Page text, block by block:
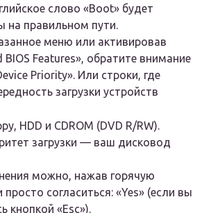
слово «Boot» будет
на правильном пути.
меню или активировав
BIOS Features», обратите внимание
Priority». Или строки, где
загрузки устройств
HDD и CDROM (DVD R/RW).
загрузки — ваш дисковод
можно, нажав горячую
согласиться: «Yes» (если вы
кнопкой «Esc»).